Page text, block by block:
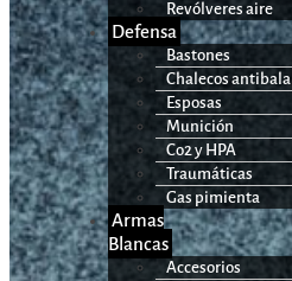
Revólveres aire
Defensa
Bastones
Chalecos antibala
Esposas
Munición
Co2 y HPA
Traumáticas
Gas pimienta
Armas
Blancas
Accesorios